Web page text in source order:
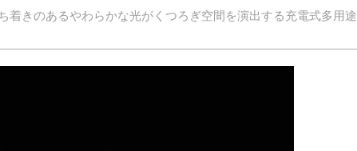
着きのあるやわらかな光がくつろぎ空間を演出する充電式多用途